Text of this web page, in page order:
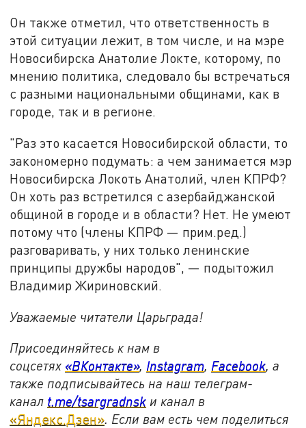
Он также отметил, что ответственность в
этой ситуации лежит, в том числе, и на мэре
Новосибирска Анатолие Локте, которому, по
мнению политика, следовало бы встречаться
с разными национальными общинами, как в
городе, так и в регионе.
"Раз это касается Новосибирской области, то
закономерно подумать: а чем занимается мэр
Новосибирска Локоть Анатолий, член КПРФ?
Он хоть раз встретился с азербайджанской
общиной в городе и в области? Нет. Не умеют
потому что (члены КПРФ — прим.ред.)
разговаривать, у них только ленинские
принципы дружбы народов", — подытожил
Владимир Жириновский.
Уважаемые читатели Царьграда!
Присоединяйтесь к нам в
соцсетях «ВКонтакте», Instagram, Facebook, а
также подписывайтесь на наш телеграм-
канал t.me/tsargradnsk и канал в
«Яндекс.Дзен». Если вам есть чем поделиться